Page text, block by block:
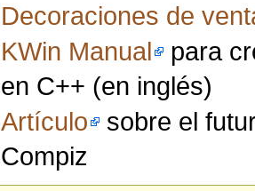
Decoraciones de
KWin Manual
para
en C++ (en inglés)
Artículo
sobre el
Compiz